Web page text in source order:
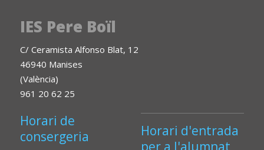
IES Pere Boïl
C/ Ceramista Alfonso Blat, 12
46940 Manises
(València)
961 20 62 25
Horari de
consergeria
Horari d'entrada
per a l'alumnat